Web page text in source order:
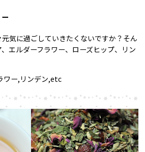
気に過ごしていきたくないですか？そん
エルダーフラワー、ローズヒップ、リン
ワー,リンデン,etc